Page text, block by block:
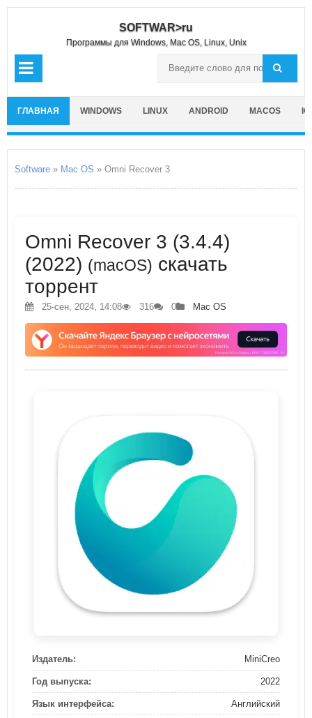
SOFTWAR>ru
Программы для Windows, Mac OS, Linux, Unix
ГЛАВНАЯ WINDOWS LINUX ANDROID MACOS
Software » Mac OS » Omni Recover 3
Omni Recover 3 (3.4.4)
(2022) (macOS) скачать
торрент
25-сен, 2024, 14:08 316 0 Mac OS
Издатель: MiniCreo
Год выпуска: 2022
Язык интерфейса: Английский